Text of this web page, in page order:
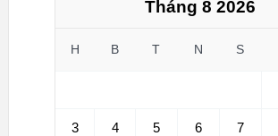
Tháng 8 2026
H B T N S
3 4 5 6 7